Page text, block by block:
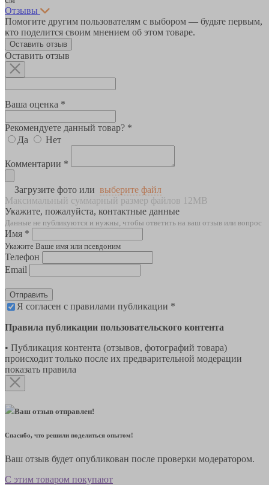
Отзывы
Помогите другим пользователям с выбором — будьте первым,
кто поделится своим мнением об этом товаре.
Оставить отзыв
Оставить отзыв
Ваша оценка *
Рекомендуете данный товар? *
Да
Нет
Комментарии *
Загрузите фото или выберите файл
Максимальный суммарный размер файлов 12MB
Укажите, пожалуйста, контактные данные
Данные не публикуются и нужны, чтобы ответить на ваш отзыв или вопрос
Имя *
Укажите Ваше имя или псевдоним
Телефон
Email
Отправить
Я согласен с правилами публикации *
Правила публикации пользовательского контента
• Публикация контента (отзывов, фотографий товара)
происходит только после их предварительной модерации
показать правила
Ваш отзыв отправлен!
Спасибо, что решили поделиться опытом!
Ваш отзыв будет опубликован после проверки модератором.
С этим товаром покупают